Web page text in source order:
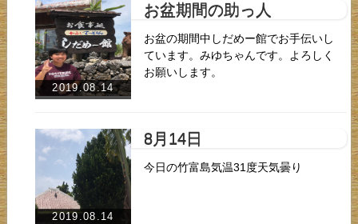
2019.08.14
お盆期間の助っ人
お盆の期間中しだめー館でお手伝いし
ています。みゆちゃんです。よろしく
お願いします。
2019.08.14
8月14日
今日の竹富島気温31度天気曇り